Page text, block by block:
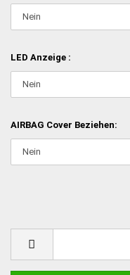
LED Anzeige :
AIRBAG Cover Beziehen: